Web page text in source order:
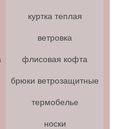
куртка теплая
ветровка
флисовая кофта
брюки ветрозащитные
термобелье
носки